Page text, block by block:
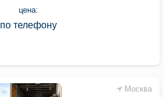
цена:
по телефону
Москва